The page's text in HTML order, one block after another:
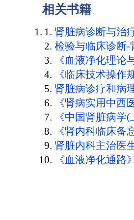
相关书籍
肾脏病诊断与治
检验与临床诊断-
《血液净化理论
《临床技术操作
肾脏病诊疗和病
《肾病实用中西
《中国肾脏病学
《肾内科临床备
肾脏内科主治医
《血液净化通路